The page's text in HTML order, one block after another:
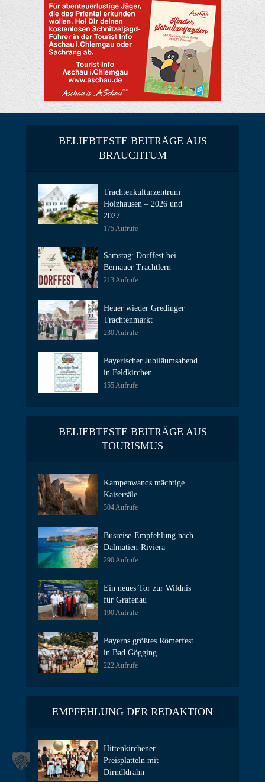
BELIEBTESTE BEITRÄGE AUS
BRAUCHTUM
Trachtenkulturzentrum
Holzhausen – 2026 und
2027
175 Aufrufe
Samstag: Dorffest bei
Bernauer Trachtlern
213 Aufrufe
Heuer wieder Gredinger
Trachtenmarkt
230 Aufrufe
Bayerischer Jubiläumsabend
in Feldkirchen
155 Aufrufe
BELIEBTESTE BEITRÄGE AUS
TOURISMUS
Kampenwands mächtige
Kaisersäle
304 Aufrufe
Busreise-Empfehlung nach
Dalmatien-Riviera
290 Aufrufe
Ein neues Tor zur Wildnis
für Grafenau
190 Aufrufe
Bayerns größtes Römerfest
in Bad Gögging
222 Aufrufe
EMPFEHLUNG DER REDAKTION
Hittenkirchener
Preisplatteln mit
Dirndldrahn